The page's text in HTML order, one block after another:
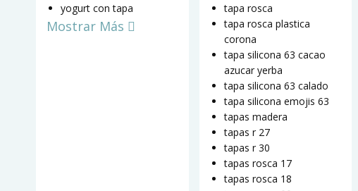
yogurt con tapa
Mostrar Más
tapa rosca
tapa rosca plastica
corona
tapa silicona 63 cacao
azucar yerba
tapa silicona 63 calado
tapa silicona emojis 63
tapas madera
tapas r 27
tapas r 30
tapas rosca 17
tapas rosca 18